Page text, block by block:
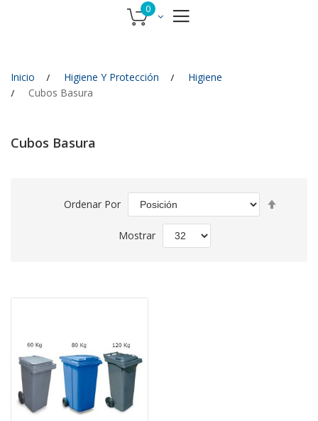
Inicio Higiene Y Protección
Higiene
Cubos Basura
Cubos Basura
Ordenar Por
Mostrar